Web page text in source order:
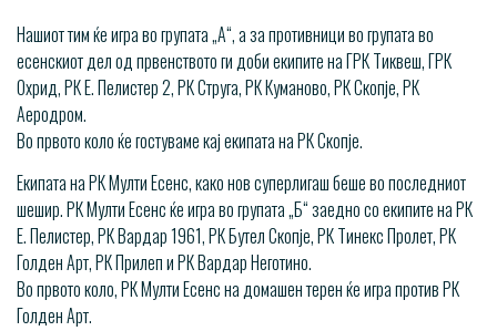
Нашиот тим ќе игра во групата „А“, а за противници во групата во
есенскиот дел од првенството ги доби екипите на ГРК Тиквеш, ГРК
Охрид, РК Е. Пелистер 2, РК Струга, РК Куманово, РК Скопје, РК
Аеродром.
Во првото коло ќе гостуваме кај екипата на РК Скопје.
Екипата на РК Мулти Есенс, како нов суперлигаш беше во последниот
шешир. РК Мулти Есенс ќе игра во групата „Б“ заедно со екипите на РК
Е. Пелистер, РК Вардар 1961, РК Бутел Скопје, РК Тинекс Пролет, РК
Голден Арт, РК Прилеп и РК Вардар Неготино.
Во првото коло, РК Мулти Есенс на домашен терен ќе игра против РК
Голден Арт.